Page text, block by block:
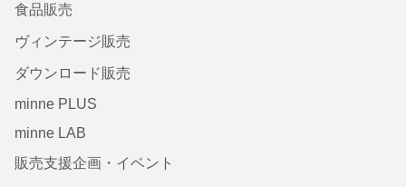
食品販売
ヴィンテージ販売
ダウンロード販売
minne PLUS
minne LAB
販売支援企画・イベント